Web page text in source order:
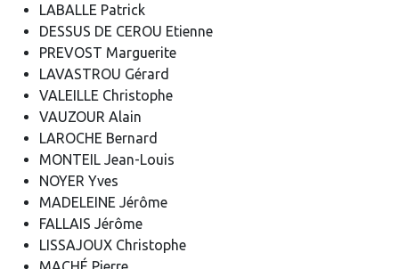
LABALLE Patrick
DESSUS DE CEROU Etienne
PREVOST Marguerite
LAVASTROU Gérard
VALEILLE Christophe
VAUZOUR Alain
LAROCHE Bernard
MONTEIL Jean-Louis
NOYER Yves
MADELEINE Jérôme
FALLAIS Jérôme
LISSAJOUX Christophe